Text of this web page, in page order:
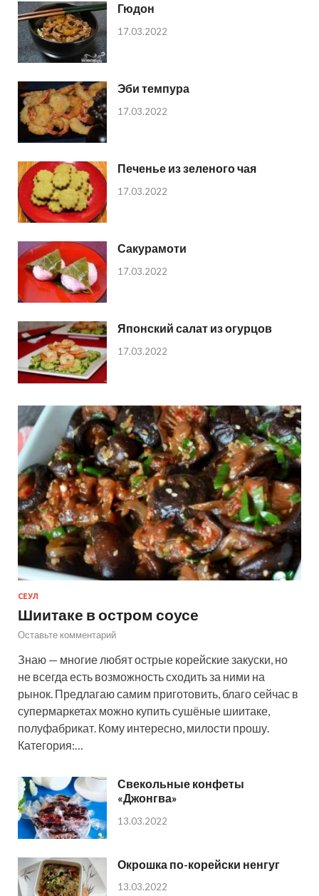
Гюдон
17.03.2022
Эби темпура
17.03.2022
Печенье из зеленого чая
17.03.2022
Сакурамоти
17.03.2022
Японский салат из огурцов
17.03.2022
СЕУЛ
Шиитаке в остром соусе
Оставьте комментарий
Знаю — многие любят острые корейские закуски, но
не всегда есть возможность сходить за ними на
рынок. Предлагаю самим приготовить, благо сейчас в
супермаркетах можно купить сушёные шиитаке,
полуфабрикат. Кому интересно, милости прошу.
Категория:…
Свекольные конфеты
«Джонгва»
13.03.2022
Окрошка по-корейски ненгуг
13.03.2022